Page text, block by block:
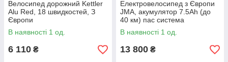
Велосипед дорожний Kettler
Alu Red, 18 швидкостей, З
Європи
В наявності 1 од.
6 110 ₴
Електровелосипед з Європи
JMA, акумулятор 7.5Ah (до
40 км) пас система
В наявності 1 од.
13 800 ₴